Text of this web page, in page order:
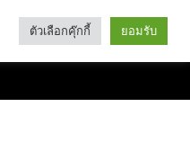
Categories
ตัวเลือกคุ๊กกี้ ยอมรับ